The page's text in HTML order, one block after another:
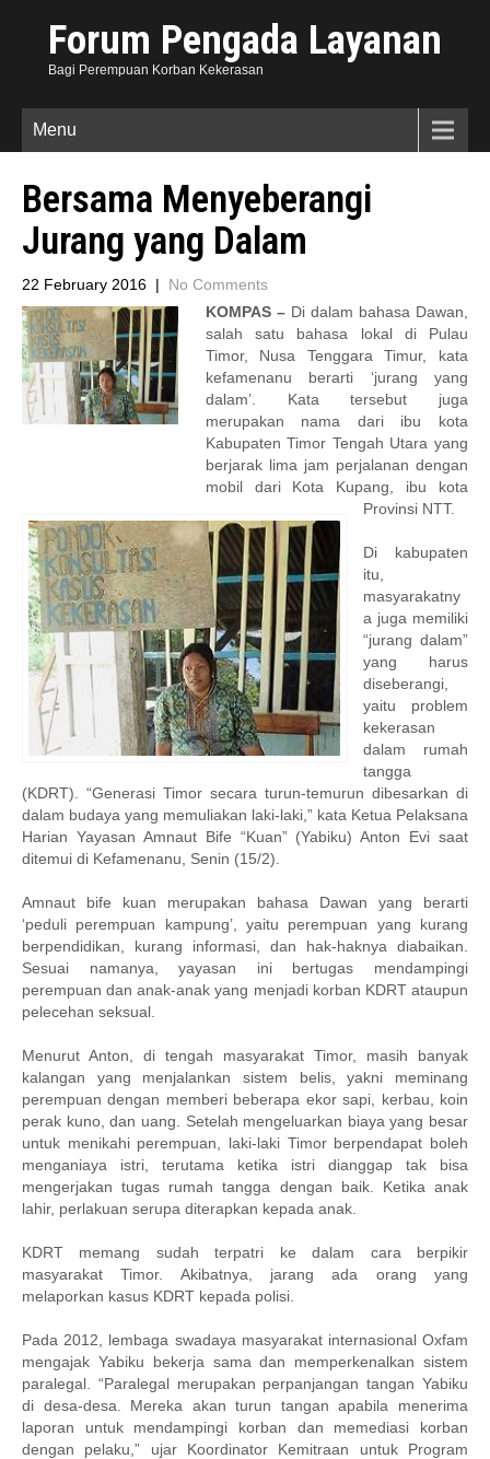
Forum Pengada Layanan
Bagi Perempuan Korban Kekerasan
Menu
Bersama Menyeberangi
Jurang yang Dalam
22 February 2016 | No Comments
KOMPAS –Di dalam bahasa Dawan,
salah satu bahasa lokal di Pulau
Timor, Nusa Tenggara Timur, kata
kefamenanu berarti ‘jurang yang
dalam’. Kata tersebut juga
merupakan nama dari ibu kota
Kabupaten Timor Tengah Utara yang
berjarak lima jam perjalanan dengan
mobil dari Kota Kupang, ibu kota
Provinsi NTT.
Di kabupaten
itu,
masyarakatny
a juga memiliki
“jurang dalam”
yang harus
diseberangi,
yaitu problem
kekerasan
dalam rumah
tangga
(KDRT). “Generasi Timor secara turun-temurun dibesarkan di
dalam budaya yang memuliakan laki-laki,” kata Ketua Pelaksana
Harian Yayasan Amnaut Bife “Kuan” (Yabiku) Anton Evi saat
ditemui di Kefamenanu, Senin (15/2).
Amnaut bife kuan merupakan bahasa Dawan yang berarti
‘peduli perempuan kampung’, yaitu perempuan yang kurang
berpendidikan, kurang informasi, dan hak-haknya diabaikan.
Sesuai namanya, yayasan ini bertugas mendampingi
perempuan dan anak-anak yang menjadi korban KDRT ataupun
pelecehan seksual.
Menurut Anton, di tengah masyarakat Timor, masih banyak
kalangan yang menjalankan sistem belis, yakni meminang
perempuan dengan memberi beberapa ekor sapi, kerbau, koin
perak kuno, dan uang. Setelah mengeluarkan biaya yang besar
untuk menikahi perempuan, laki-laki Timor berpendapat boleh
menganiaya istri, terutama ketika istri dianggap tak bisa
mengerjakan tugas rumah tangga dengan baik. Ketika anak
lahir, perlakuan serupa diterapkan kepada anak.
KDRT memang sudah terpatri ke dalam cara berpikir
masyarakat Timor. Akibatnya, jarang ada orang yang
melaporkan kasus KDRT kepada polisi.
Pada 2012, lembaga swadaya masyarakat internasional Oxfam
mengajak Yabiku bekerja sama dan memperkenalkan sistem
paralegal. “Paralegal merupakan perpanjangan tangan Yabiku
di desa-desa. Mereka akan turun tangan apabila menerima
laporan untuk mendampingi korban dan memediasi korban
dengan pelaku,” ujar Koordinator Kemitraan untuk Program